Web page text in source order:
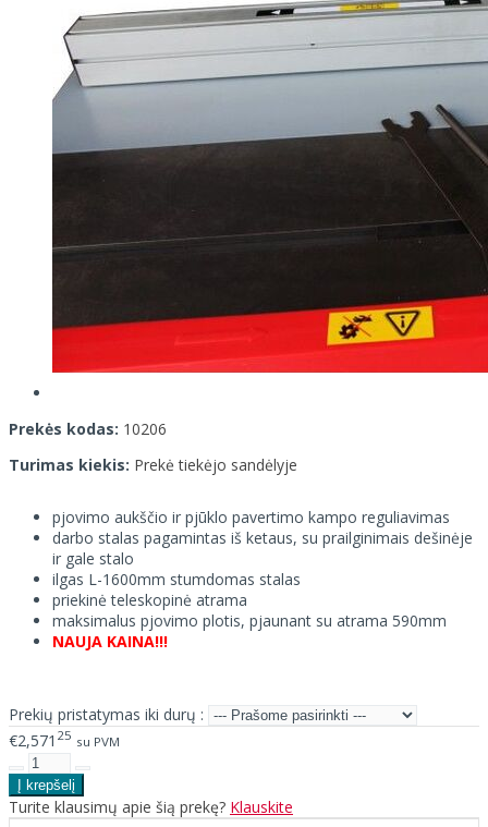
Prekės kodas: 10206
Turimas kiekis: Prekė tiekėjo sandėlyje
pjovimo aukščio ir pjūklo pavertimo kampo reguliavimas
darbo stalas pagamintas iš ketaus, su prailginimais dešinėje
ir gale stalo
ilgas L-1600mm stumdomas stalas
priekinė teleskopinė atrama
maksimalus pjovimo plotis, pjaunant su atrama 590mm
NAUJA KAINA!!!
Prekių pristatymas iki durų :
€2,571 25 su PVM
Turite klausimų apie šią prekę? Klauskite